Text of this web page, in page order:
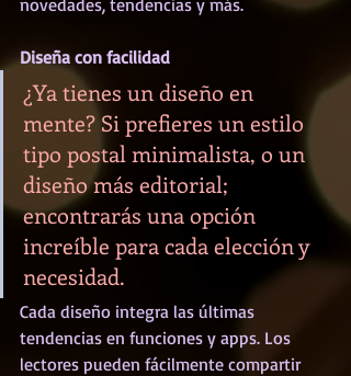
Diseña con facilidad
¿Ya tienes un diseño en
mente? Si prefieres un estilo
tipo postal minimalista, o un
diseño más editorial;
encontrarás una opción
increíble para cada elección y
necesidad.
Cada diseño integra las últimas
tendencias en funciones y apps. Los
lectores pueden fácilmente compartir